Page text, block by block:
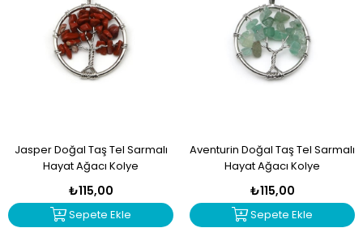
Jasper Doğal Taş Tel Sarmalı
Hayat Ağacı Kolye
₺115,00
Sepete Ekle
Aventurin Doğal Taş Tel Sarmalı
Hayat Ağacı Kolye
₺115,00
Sepete Ekle